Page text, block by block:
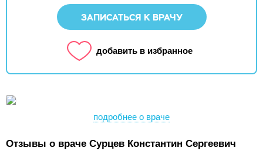
ЗАПИСАТЬСЯ К ВРАЧУ
добавить в избранное
подробнее о враче
Отзывы о враче Сурцев Константин Сергеевич